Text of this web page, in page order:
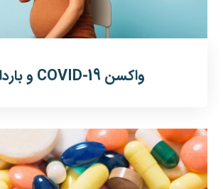
واکسن COVID-19 و بارداری